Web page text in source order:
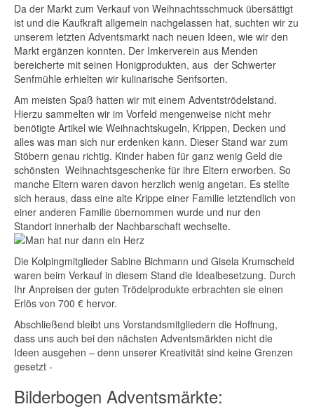
Da der Markt zum Verkauf von Weihnachtsschmuck übersättigt
ist und die Kaufkraft allgemein nachgelassen hat, suchten wir zu
unserem letzten Adventsmarkt nach neuen Ideen, wie wir den
Markt ergänzen konnten. Der Imkerverein aus Menden
bereicherte mit seinen Honigprodukten, aus der Schwerter
Senfmühle erhielten wir kulinarische Senfsorten.
Am meisten Spaß hatten wir mit einem Adventströdelstand.
Hierzu sammelten wir im Vorfeld mengenweise nicht mehr
benötigte Artikel wie Weihnachtskugeln, Krippen, Decken und
alles was man sich nur erdenken kann. Dieser Stand war zum
Stöbern genau richtig. Kinder haben für ganz wenig Geld die
schönsten Weihnachtsgeschenke für ihre Eltern erworben. So
manche Eltern waren davon herzlich wenig angetan. Es stellte
sich heraus, dass eine alte Krippe einer Familie letztendlich von
einer anderen Familie übernommen wurde und nur den
Standort innerhalb der Nachbarschaft wechselte.
Die Kolpingmitglieder Sabine Bichmann und Gisela Krumscheid
waren beim Verkauf in diesem Stand die Idealbesetzung. Durch
Ihr Anpreisen der guten Trödelprodukte erbrachten sie einen
Erlös von 700 € hervor.
Abschließend bleibt uns Vorstandsmitgliedern die Hoffnung,
dass uns auch bei den nächsten Adventsmärkten nicht die
Ideen ausgehen – denn unserer Kreativität sind keine Grenzen
gesetzt -
Bilderbogen Adventsmärkte: